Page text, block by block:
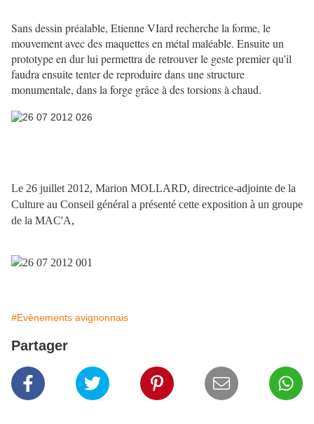
Sans dessin préalable, Etienne VIard recherche la forme, le
mouvement avec des maquettes en métal maléable. Ensuite un
prototype en dur lui permettra de retrouver le geste premier qu'il
faudra ensuite tenter de reproduire dans une structure
monumentale, dans la forge grâce à des torsions à chaud.
Le 26 juillet 2012, Marion MOLLARD, directrice-adjointe de la
Culture au Conseil général a présenté cette exposition à un groupe
de la MAC'A,
#Evènements avignonnais
Partager